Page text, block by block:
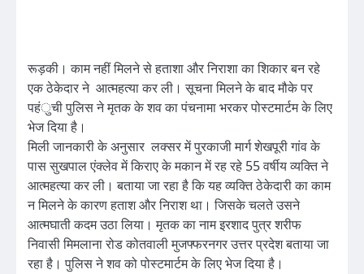
रूड़की। काम नहीं मिलने से हताशा और निराशा का शिकार बन रहे
एक ठेकेदार ने आत्महत्या कर ली। सूचना मिलने के बाद मौके पर
पहंुची पुलिस ने मृतक के शव का पंचनामा भरकर पोस्टमार्टम के लिए
भेज दिया है।
मिली जानकारी के अनुसार लक्सर में पुरकाजी मार्ग शेखपूरी गांव के
पास सुखपाल एंक्लेव में किराए के मकान में रह रहे 55 वर्षीय व्यक्ति ने
आत्महत्या कर ली। बताया जा रहा है कि यह व्यक्ति ठेकेदारी का काम
न मिलने के कारण हताश और निराश था। जिसके चलते उसने
आत्मघाती कदम उठा लिया। मृतक का नाम इरशाद पुत्र शरीफ
निवासी मिमलाना रोड कोतवाली मुजफ्फरनगर उत्तर प्रदेश बताया जा
रहा है। पुलिस ने शव को पोस्टमार्टम के लिए भेज दिया है।